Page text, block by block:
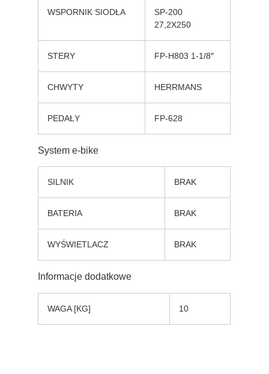
WSPORNIK SIODŁA
SP-200
27,2X250
STERY FP-H803 1-1/8″
CHWYTY HERRMANS
PEDAŁY FP-628
System e-bike
SILNIK BRAK
BATERIA BRAK
WYŚWIETLACZ BRAK
Informacje dodatkowe
WAGA [KG] 10